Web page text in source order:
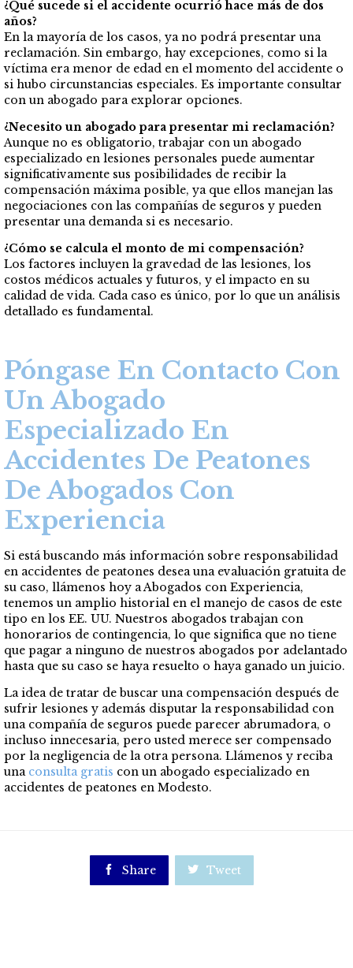
¿Qué sucede si el accidente ocurrió hace más de dos
años?
En la mayoría de los casos, ya no podrá presentar una
reclamación. Sin embargo, hay excepciones, como si la
víctima era menor de edad en el momento del accidente o
si hubo circunstancias especiales. Es importante consultar
con un abogado para explorar opciones.
¿Necesito un abogado para presentar mi reclamación?
Aunque no es obligatorio, trabajar con un abogado
especializado en lesiones personales puede aumentar
significativamente sus posibilidades de recibir la
compensación máxima posible, ya que ellos manejan las
negociaciones con las compañías de seguros y pueden
presentar una demanda si es necesario.
¿Cómo se calcula el monto de mi compensación?
Los factores incluyen la gravedad de las lesiones, los
costos médicos actuales y futuros, y el impacto en su
calidad de vida. Cada caso es único, por lo que un análisis
detallado es fundamental.
Póngase En Contacto Con
Un Abogado
Especializado En
Accidentes De Peatones
De Abogados Con
Experiencia
Si está buscando más información sobre responsabilidad
en accidentes de peatones desea una evaluación gratuita de
su caso, llámenos hoy a Abogados con Experiencia,
tenemos un amplio historial en el manejo de casos de este
tipo en los EE. UU. Nuestros abogados trabajan con
honorarios de contingencia, lo que significa que no tiene
que pagar a ninguno de nuestros abogados por adelantado
hasta que su caso se haya resuelto o haya ganado un juicio.
La idea de tratar de buscar una compensación después de
sufrir lesiones y además disputar la responsabilidad con
una compañía de seguros puede parecer abrumadora, o
incluso innecesaria, pero usted merece ser compensado
por la negligencia de la otra persona. Llámenos y reciba
una consulta gratis con un abogado especializado en
accidentes de peatones en Modesto.
 Share  Tweet